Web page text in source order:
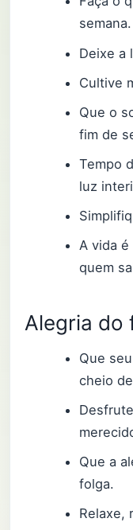
semana.
Deixe a
Cultive
Que o
fim de
Tempo
luz
A vida
quem
Alegria do
Que
cheio
Que a
folga.
Relaxe,